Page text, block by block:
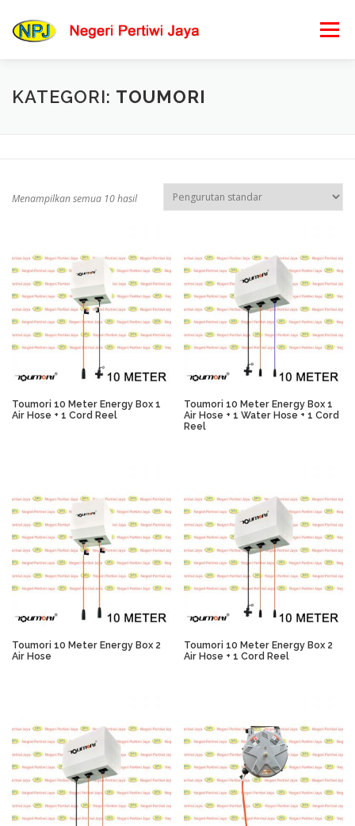
konten
Menu
BERANDA PRODUK KAMI
KATEGORI: TOUMORI
Menampilkan semua 10 hasil
Toumori 10 Meter Energy Box 1
Air Hose + 1 Cord Reel
Toumori 10 Meter Energy Box 1
Air Hose + 1 Water Hose + 1 Cord
Reel
Toumori 10 Meter Energy Box 2
Air Hose
Toumori 10 Meter Energy Box 2
Air Hose + 1 Cord Reel